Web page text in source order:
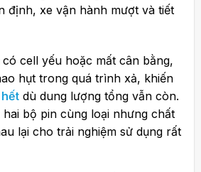
định, xe vận hành mượt và tiết
cell yếu hoặc mất cân bằng,
hụt trong quá trình xả, khiến
dù dung lượng tổng vẫn còn.
bộ pin cùng loại nhưng chất
lại cho trải nghiệm sử dụng rất